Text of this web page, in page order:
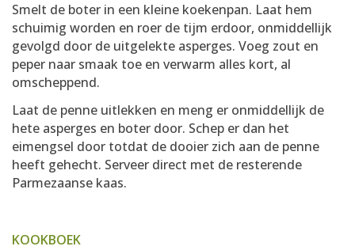
Smelt de boter in een kleine koekenpan. Laat hem
schuimig worden en roer de tijm erdoor, onmiddellijk
gevolgd door de uitgelekte asperges. Voeg zout en
peper naar smaak toe en verwarm alles kort, al
omscheppend.
Laat de penne uitlekken en meng er onmiddellijk de
hete asperges en boter door. Schep er dan het
eimengsel door totdat de dooier zich aan de penne
heeft gehecht. Serveer direct met de resterende
Parmezaanse kaas.
KOOKBOEK